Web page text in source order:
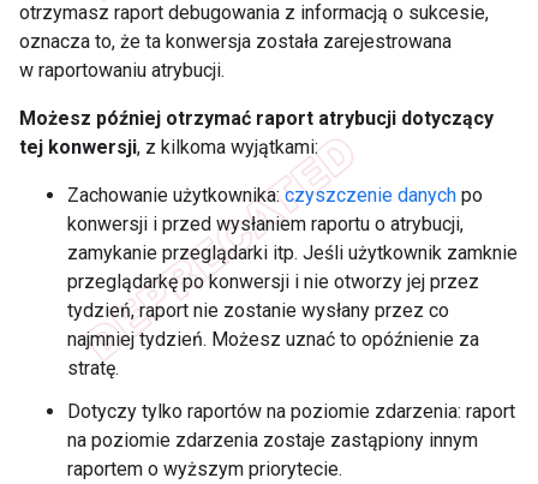
otrzymasz raport debugowania z informacją o sukcesie,
oznacza to, że ta konwersja została zarejestrowana
w raportowaniu atrybucji.
Możesz później otrzymać raport atrybucji dotyczący
tej konwersji, z kilkoma wyjątkami:
Zachowanie użytkownika:czyszczenie danych po
konwersji i przed wysłaniem raportu o atrybucji,
zamykanie przeglądarki itp. Jeśli użytkownik zamknie
przeglądarkę po konwersji i nie otworzy jej przez
tydzień, raport nie zostanie wysłany przez co
najmniej tydzień. Możesz uznać to opóźnienie za
stratę.
Dotyczy tylko raportów na poziomie zdarzenia: raport
na poziomie zdarzenia zostaje zastąpiony innym
raportem o wyższym priorytecie.